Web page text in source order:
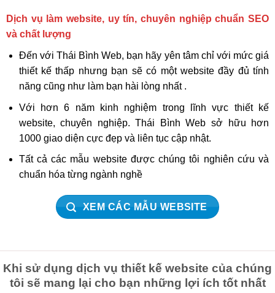
Dịch vụ làm website, uy tín, chuyên nghiệp chuẩn SEO
và chất lượng
Đến với Thái Bình Web, bạn hãy yên tâm chỉ với mức giá
thiết kế thấp nhưng bạn sẽ có một website đầy đủ tính
năng cũng như làm bạn hài lòng nhất .
Với hơn 6 năm kinh nghiệm trong lĩnh vực thiết kế
website, chuyên nghiệp. Thái Bình Web sở hữu hơn
1000 giao diện cực đẹp và liên tục cập nhật.
Tất cả các mẫu website được chúng tôi nghiên cứu và
chuẩn hóa từng ngành nghề
XEM CÁC MẪU WEBSITE
Khi sử dụng dịch vụ thiết kế website của chúng
tôi sẽ mang lại cho bạn những lợi ích tốt nhất